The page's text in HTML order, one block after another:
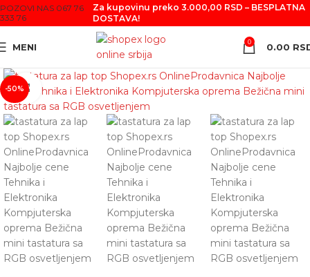
POZOVI NAS 067 76
333 76
Za kupovinu preko 3.000,00 RSD – BESPLATNA
DOSTAVA!
MENI 0 0.00
-50% Click to enlarge